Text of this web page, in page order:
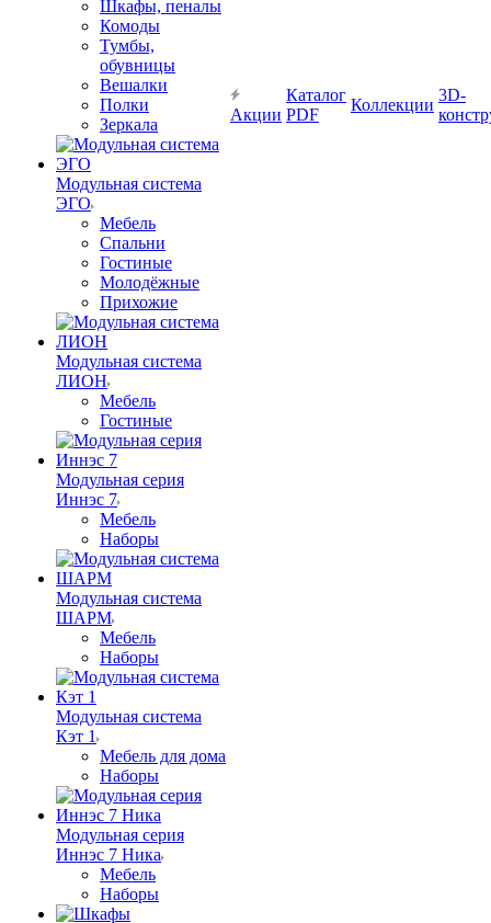
Шкафы, пеналы
Комоды
Тумбы,
обувницы
Вешалки
Полки
Зеркала
Модульная система
ЭГО
Мебель
Спальни
Гостиные
Молодёжные
Прихожие
Модульная система
ЛИОН
Мебель
Гостиные
Модульная серия
Иннэс 7
Мебель
Наборы
Модульная система
ШАРМ
Мебель
Наборы
Модульная система
Кэт 1
Мебель для дома
Наборы
Модульная серия
Иннэс 7 Ника
Мебель
Наборы
Акции
Каталог
PDF
Коллекции
3D-